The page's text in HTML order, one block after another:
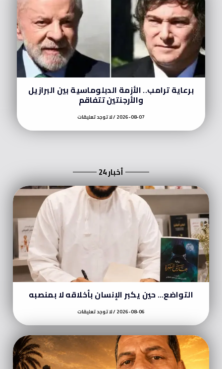
برعاية ترامب.. الأزمة الدبلوماسية بين البرازيل
والأرجنتين تتفاقم
2026-08-07 لا توجد تعليقات
أخبار 24
التواضع… حين يكبر الإنسان بأخلاقه لا بمنصبه
2026-08-06 لا توجد تعليقات